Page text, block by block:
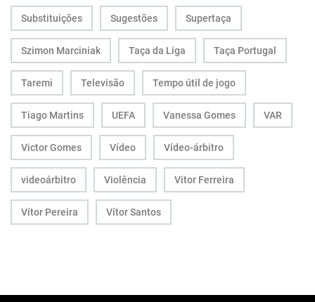
Substituições Sugestões Supertaça
Szimon Marciniak Taça da Liga Taça Portugal
Taremi Televisão Tempo útil de jogo
Tiago Martins UEFA Vanessa Gomes VAR
Victor Gomes Vídeo Vídeo-árbitro
videoárbitro Violência Vitor Ferreira
Vítor Pereira Vítor Santos